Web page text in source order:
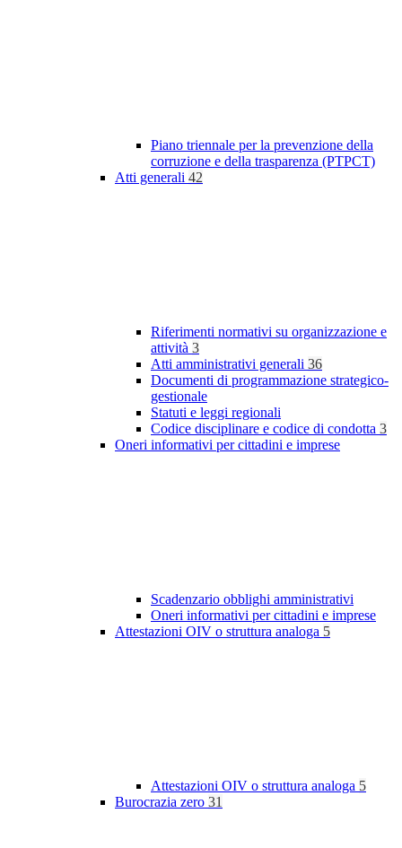
Piano triennale per la prevenzione della
corruzione e della trasparenza (PTPCT)
Atti generali 42
Riferimenti normativi su organizzazione e
attività 3
Atti amministrativi generali 36
Documenti di programmazione strategico-
gestionale
Statuti e leggi regionali
Codice disciplinare e codice di condotta 3
Oneri informativi per cittadini e imprese
Scadenzario obblighi amministrativi
Oneri informativi per cittadini e imprese
Attestazioni OIV o struttura analoga 5
Attestazioni OIV o struttura analoga 5
Burocrazia zero 31